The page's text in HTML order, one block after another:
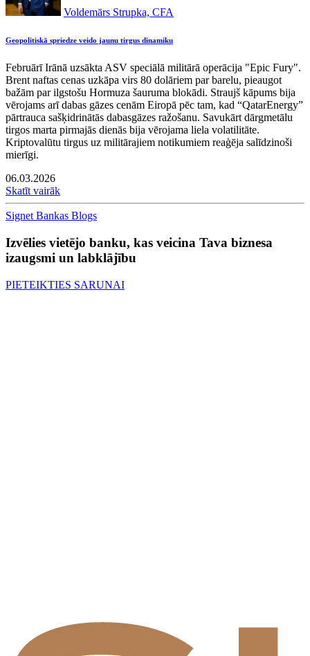
Voldemārs Strupka, CFA
Ģeopolitiskā spriedze veido jaunu tirgus dinamiku
Februārī Irānā uzsākta ASV speciālā militārā operācija "Epic Fury".
Brent naftas cenas uzkāpa virs 80 dolāriem par barelu, pieaugot
bažām par ilgstošu Hormuza šauruma blokādi. Straujš kāpums bija
vērojams arī dabas gāzes cenām Eiropā pēc tam, kad “QatarEnergy”
pārtrauca sašķidrinātās dabasgāzes ražošanu. Savukārt dārgmetālu
tirgos marta pirmajās dienās bija vērojama liela volatilitāte.
Kriptovalūtu tirgus uz militārajiem notikumiem reaģēja salīdzinoši
mierīgi.
06.03.2026
Skatīt vairāk
Signet Bankas Blogs
Izvēlies vietējo banku, kas veicina Tava biznesa
izaugsmi un labklājību
PIETEIKTIES SARUNAI